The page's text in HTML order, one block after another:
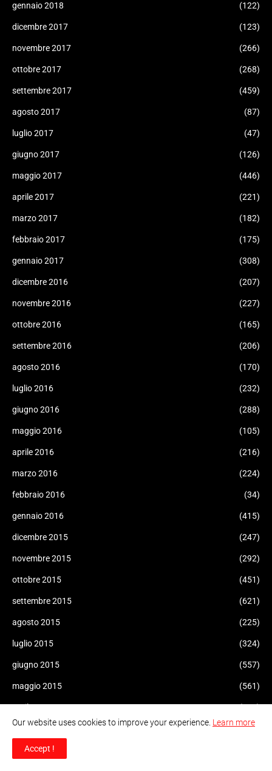
gennaio 2018 (122)
dicembre 2017 (123)
novembre 2017 (266)
ottobre 2017 (268)
settembre 2017 (459)
agosto 2017 (87)
luglio 2017 (47)
giugno 2017 (126)
maggio 2017 (446)
aprile 2017 (221)
marzo 2017 (182)
febbraio 2017 (175)
gennaio 2017 (308)
dicembre 2016 (207)
novembre 2016 (227)
ottobre 2016 (165)
settembre 2016 (206)
agosto 2016 (170)
luglio 2016 (232)
giugno 2016 (288)
maggio 2016 (105)
aprile 2016 (216)
marzo 2016 (224)
febbraio 2016 (34)
gennaio 2016 (415)
dicembre 2015 (247)
novembre 2015 (292)
ottobre 2015 (451)
settembre 2015 (621)
agosto 2015 (225)
luglio 2015 (324)
giugno 2015 (557)
maggio 2015 (561)
aprile 2015 (471)
marzo 2015 (470)
febbraio 2015
Our website uses cookies to improve your experience. Learn more
Accept !